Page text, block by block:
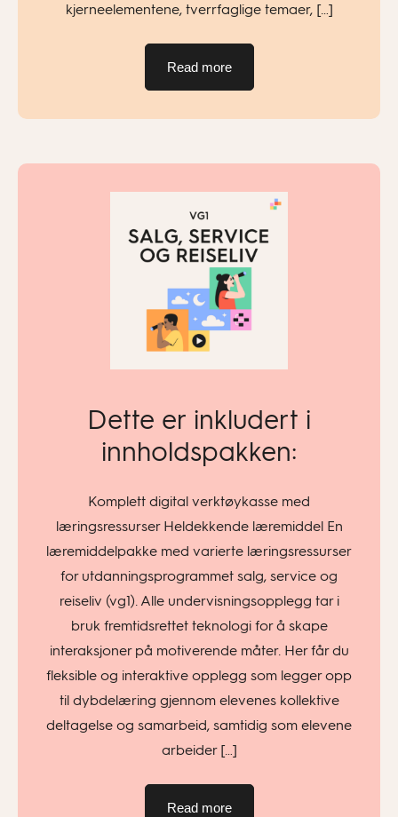
kjerneelementene, tverrfaglige temaer, […]
Read more
Dette er inkludert i
innholdspakken:
Komplett digital verktøykasse med
læringsressurser Heldekkende læremiddel En
læremiddelpakke med varierte læringsressurser
for utdanningsprogrammet salg, service og
reiseliv (vg1). Alle undervisningsopplegg tar i
bruk fremtidsrettet teknologi for å skape
interaksjoner på motiverende måter. Her får du
fleksible og interaktive opplegg som legger opp
til dybdelæring gjennom elevenes kollektive
deltagelse og samarbeid, samtidig som elevene
arbeider […]
Read more